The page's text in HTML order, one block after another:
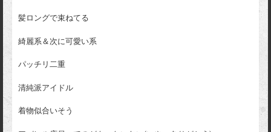
髪ロングで束ねてる
綺麗系＆次に可愛い系
パッチリ二重
清純派アイドル
着物似合いそう